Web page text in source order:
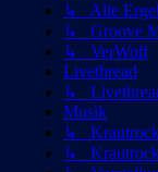
↳ Alle
↳ Groove
↳ VerWolf
Livethread
↳
Musik
↳
↳